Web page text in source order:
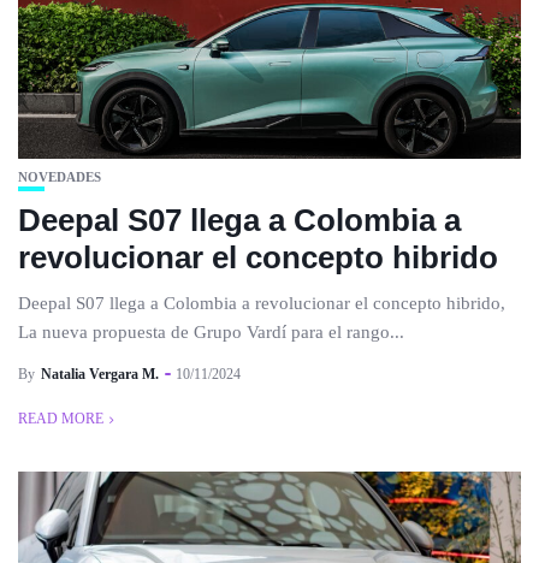
NOVEDADES
Deepal S07 llega a Colombia a
revolucionar el concepto hibrido
Deepal S07 llega a Colombia a revolucionar el concepto hibrido,
La nueva propuesta de Grupo Vardí para el rango...
By Natalia Vergara M. 10/11/2024
READ MORE